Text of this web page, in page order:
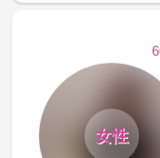
女性